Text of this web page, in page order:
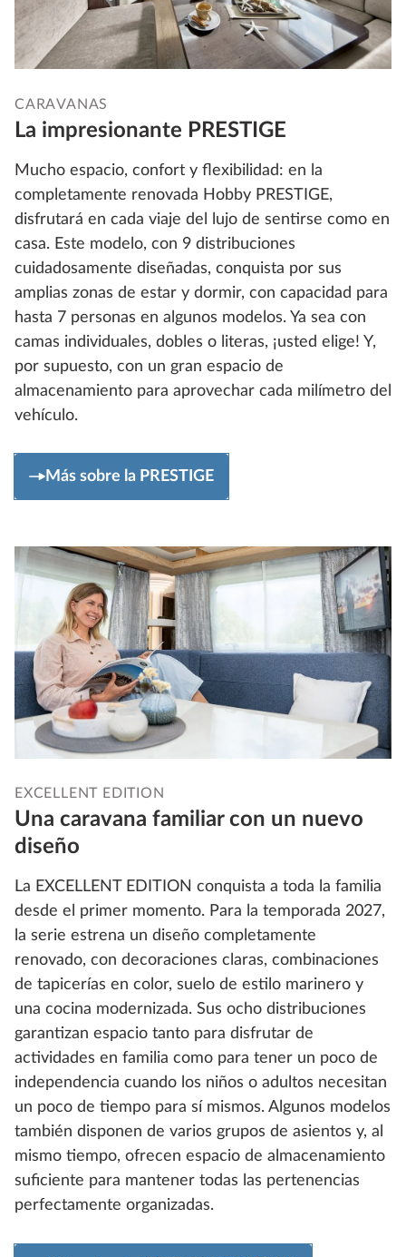
CARAVANAS
La impresionante PRESTIGE
Mucho espacio, confort y flexibilidad: en la
completamente renovada Hobby PRESTIGE,
disfrutará en cada viaje del lujo de sentirse como en
casa. Este modelo, con 9 distribuciones
cuidadosamente diseñadas, conquista por sus
amplias zonas de estar y dormir, con capacidad para
hasta 7 personas en algunos modelos. Ya sea con
camas individuales, dobles o literas, ¡usted elige! Y,
por supuesto, con un gran espacio de
almacenamiento para aprovechar cada milímetro del
vehículo.
Más sobre la PRESTIGE
EXCELLENT EDITION
Una caravana familiar con un nuevo
diseño
La EXCELLENT EDITION conquista a toda la familia
desde el primer momento. Para la temporada 2027,
la serie estrena un diseño completamente
renovado, con decoraciones claras, combinaciones
de tapicerías en color, suelo de estilo marinero y
una cocina modernizada. Sus ocho distribuciones
garantizan espacio tanto para disfrutar de
actividades en familia como para tener un poco de
independencia cuando los niños o adultos necesitan
un poco de tiempo para sí mismos. Algunos modelos
también disponen de varios grupos de asientos y, al
mismo tiempo, ofrecen espacio de almacenamiento
suficiente para mantener todas las pertenencias
perfectamente organizadas.